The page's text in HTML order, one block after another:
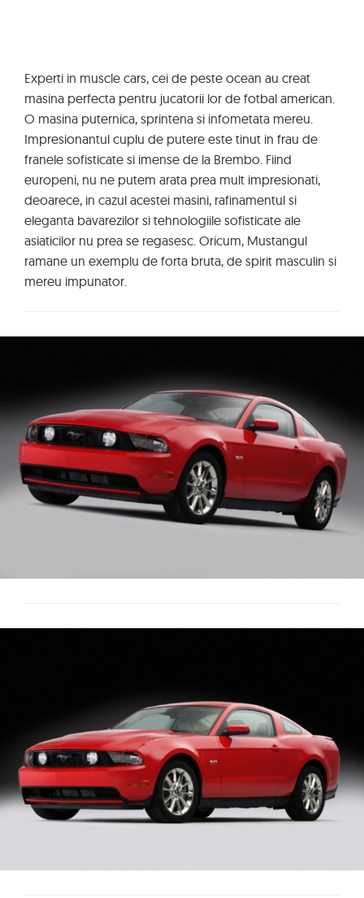
Experti in muscle cars, cei de peste ocean au creat
masina perfecta pentru jucatorii lor de fotbal american.
O masina puternica, sprintena si infometata mereu.
Impresionantul cuplu de putere este tinut in frau de
franele sofisticate si imense de la Brembo. Fiind
europeni, nu ne putem arata prea mult impresionati,
deoarece, in cazul acestei masini, rafinamentul si
eleganta bavarezilor si tehnologiile sofisticate ale
asiaticilor nu prea se regasesc. Oricum, Mustangul
ramane un exemplu de forta bruta, de spirit masculin si
mereu impunator.